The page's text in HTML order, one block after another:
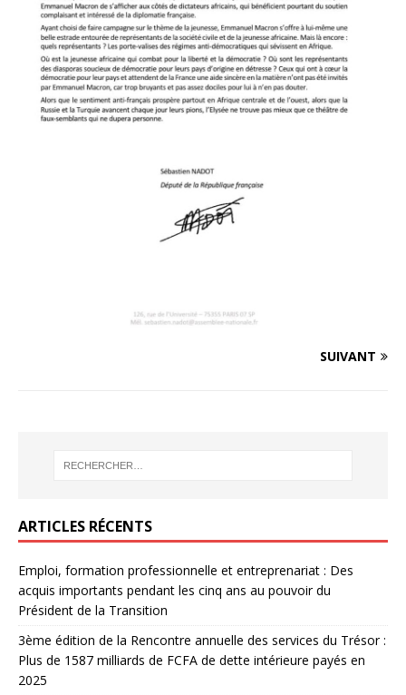
SUIVANT
ARTICLES RÉCENTS
Emploi, formation professionnelle et entreprenariat : Des
acquis importants pendant les cinq ans au pouvoir du
Président de la Transition
3ème édition de la Rencontre annuelle des services du Trésor :
Plus de 1587 milliards de FCFA de dette intérieure payés en
2025